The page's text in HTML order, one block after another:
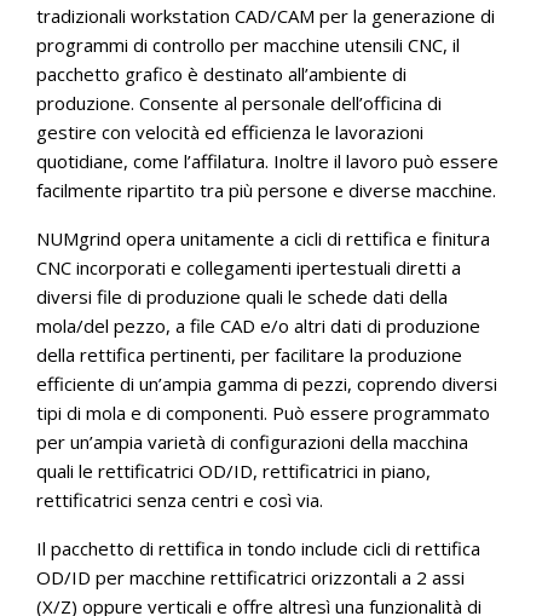
tradizionali workstation CAD/CAM per la generazione di
programmi di controllo per macchine utensili CNC, il
pacchetto grafico è destinato all’ambiente di
produzione. Consente al personale dell’officina di
gestire con velocità ed efficienza le lavorazioni
quotidiane, come l’affilatura. Inoltre il lavoro può essere
facilmente ripartito tra più persone e diverse macchine.
NUMgrind opera unitamente a cicli di rettifica e finitura
CNC incorporati e collegamenti ipertestuali diretti a
diversi file di produzione quali le schede dati della
mola/del pezzo, a file CAD e/o altri dati di produzione
della rettifica pertinenti, per facilitare la produzione
efficiente di un’ampia gamma di pezzi, coprendo diversi
tipi di mola e di componenti. Può essere programmato
per un’ampia varietà di configurazioni della macchina
quali le rettificatrici OD/ID, rettificatrici in piano,
rettificatrici senza centri e così via.
Il pacchetto di rettifica in tondo include cicli di rettifica
OD/ID per macchine rettificatrici orizzontali a 2 assi
(X/Z) oppure verticali e offre altresì una funzionalità di